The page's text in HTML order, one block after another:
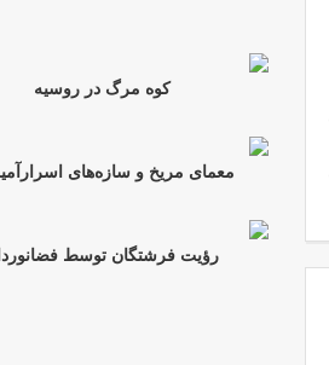
کوه مرگ در روسیه
معمای مریخ و سازه‌های
رؤیت فرشتگان توسط